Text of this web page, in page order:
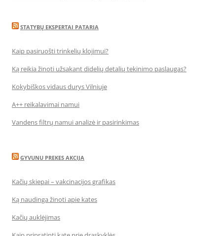
STATYBŲ EKSPERTAI PATARIA
Kaip pasiruošti trinkelių klojimui?
Ką reikia žinoti užsakant didelių detalių tekinimo paslaugas?
Kokybiškos vidaus durys Vilniuje
A++ reikalavimai namui
Vandens filtrų namui analizė ir pasirinkimas
GYVUNU PREKES AKCIJA
Kačių skiepai – vakcinacijos grafikas
Ką naudinga žinoti apie kates
Kačių auklėjimas